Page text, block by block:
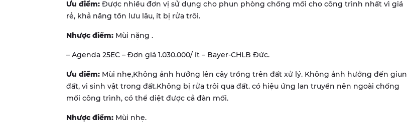
Ưu điểm: Được nhiều đơn vị sử dụng cho phun phòng chống mối cho công trình nhất vì giá
rẻ, khả năng tồn lưu lâu, ít bị rửa trôi.
Nhược điểm: Mùi nặng .
– Agenda 25EC – Đơn giá 1.030.000/ ít – Bayer-CHLB Đức.
Ưu điểm: Mùi nhẹ,Không ảnh hưởng lên cây trồng trên đất xử lý. Không ảnh hưởng đến giun
đất, vi sinh vật trong đất.Không bị rửa trôi qua đất. có hiệu ứng lan truyền nên ngoài chống
mối công trình, có thể diệt được cả đàn mối.
Nhược điểm: Mùi nhẹ.